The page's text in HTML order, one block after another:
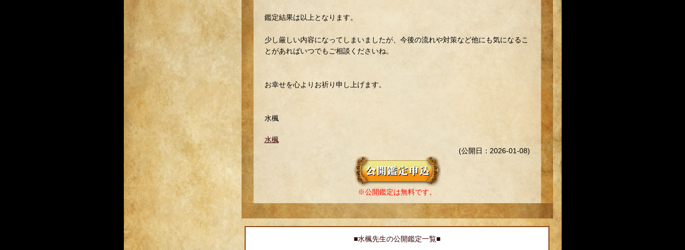
鑑定結果は以上となります。
少し厳しい内容になってしまいましたが、今後の流れや対策など他にも気になるこ
とがあればいつでもご相談くださいね。
お幸せを心よりお祈り申し上げます。
水楓
水楓
(公開日：2026-01-08)
※公開鑑定は無料です。
■水楓先生の公開鑑定一覧■